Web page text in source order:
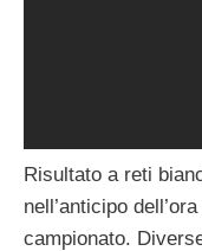
Risultato a reti
nell’anticipo
campionato.